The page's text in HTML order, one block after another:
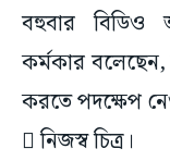
বহুবার বিডিও
কর্মকার
করতে পদক্ষেপ
 নিজস্ব চিত্র।